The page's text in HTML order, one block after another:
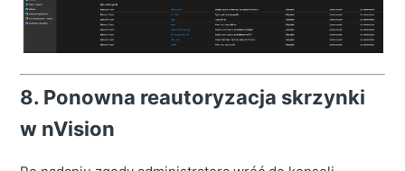
8. Ponowna reautoryzacja skrzynki
w nVision